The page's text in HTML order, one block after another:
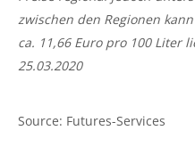
zwischen den Regionen
ca. 11,66 Euro pro 100 Liter
25.03.2020
Source: Futures-Services